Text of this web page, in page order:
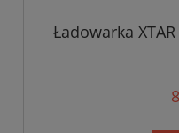
Ładowarka